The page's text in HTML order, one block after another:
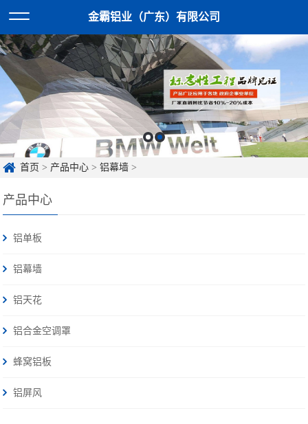
金霸铝业（广东）有限公司
首页 > 产品中心 >铝幕墙 >
产品中心
铝单板
铝幕墙
铝天花
铝合金空调罩
蜂窝铝板
铝屏风